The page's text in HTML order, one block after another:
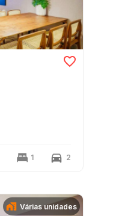
1 2
Várias unidades